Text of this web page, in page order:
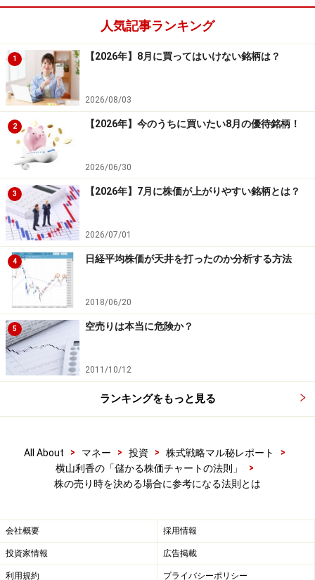
人気記事ランキング
1 【2026年】8月に買ってはいけない銘柄は？
2026/08/03
2 【2026年】今のうちに買いたい8月の優待銘柄！
2026/06/30
3 【2026年】7月に株価が上がりやすい銘柄とは？
2026/07/01
4 日経平均株価が天井を打ったのか分析する方法
2018/06/20
5 空売りは本当に危険か？
2011/10/12
ランキングをもっと見る
All About > マネー > 投資 > 株式戦略マル秘レポート
>
横山利香の「儲かる株価チャートの法則」
>
株の売り時を決める場合に参考になる法則とは
会社概要 採用情報
投資家情報 広告掲載
利用規約 プライバシーポリシー